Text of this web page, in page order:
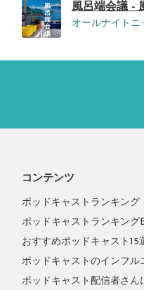
風呂端会議 -
オールナイト
コンテンツ
ポッドキャストランキング
ポッドキャストランキング
おすすめポッドキャスト15
ポッドキャストのインフ
ポッドキャスト配信者さ